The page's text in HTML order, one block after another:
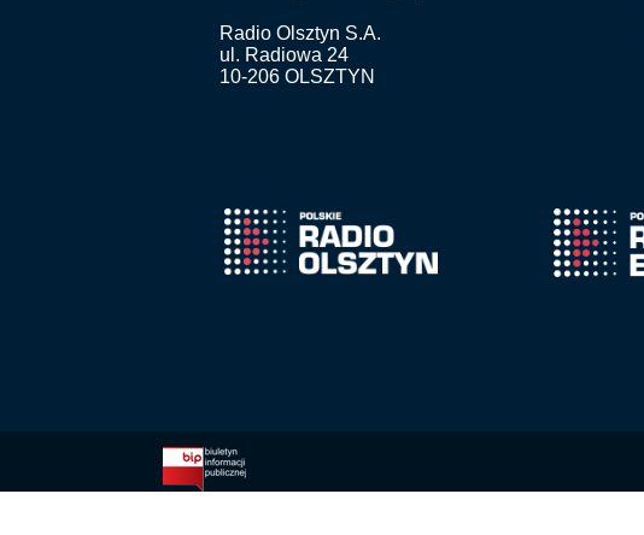
Radio Olsztyn S.A.
ul. Radiowa 24
10-206 OLSZTYN